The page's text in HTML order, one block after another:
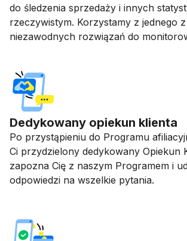
do śledzenia sprzedaży i innych
rzeczywistym. Korzystamy z jednego
niezawodnych rozwiązań do
Dedykowany opiekun klienta
Po przystąpieniu do Programu
Ci przydzielony dedykowany Opiekun
zapozna Cię z naszym Programem i
odpowiedzi na wszelkie pytania.